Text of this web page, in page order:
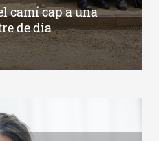
camí cap a una
de dia